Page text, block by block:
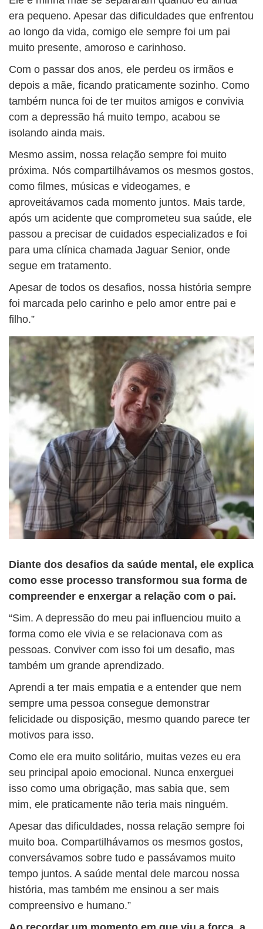
era pequeno. Apesar das dificuldades que enfrentou
ao longo da vida, comigo ele sempre foi um pai
muito presente, amoroso e carinhoso.
Com o passar dos anos, ele perdeu os irmãos e
depois a mãe, ficando praticamente sozinho. Como
também nunca foi de ter muitos amigos e convivia
com a depressão há muito tempo, acabou se
isolando ainda mais.
Mesmo assim, nossa relação sempre foi muito
próxima. Nós compartilhávamos os mesmos gostos,
como filmes, músicas e videogames, e
aproveitávamos cada momento juntos. Mais tarde,
após um acidente que comprometeu sua saúde, ele
passou a precisar de cuidados especializados e foi
para uma clínica chamada Jaguar Senior, onde
segue em tratamento.
Apesar de todos os desafios, nossa história sempre
foi marcada pelo carinho e pelo amor entre pai e
filho.”
Diante dos desafios da saúde mental, ele explica
como esse processo transformou sua forma de
compreender e enxergar a relação com o pai.
“Sim. A depressão do meu pai influenciou muito a
forma como ele vivia e se relacionava com as
pessoas. Conviver com isso foi um desafio, mas
também um grande aprendizado.
Aprendi a ter mais empatia e a entender que nem
sempre uma pessoa consegue demonstrar
felicidade ou disposição, mesmo quando parece ter
motivos para isso.
Como ele era muito solitário, muitas vezes eu era
seu principal apoio emocional. Nunca enxerguei
isso como uma obrigação, mas sabia que, sem
mim, ele praticamente não teria mais ninguém.
Apesar das dificuldades, nossa relação sempre foi
muito boa. Compartilhávamos os mesmos gostos,
conversávamos sobre tudo e passávamos muito
tempo juntos. A saúde mental dele marcou nossa
história, mas também me ensinou a ser mais
compreensivo e humano.”